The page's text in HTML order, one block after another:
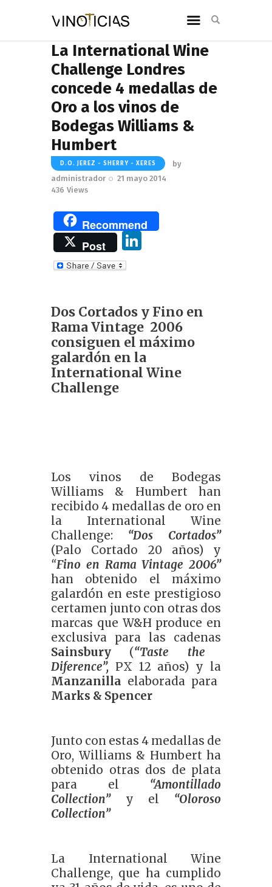
La International Wine
Challenge Londres
concede 4 medallas de
Oro a los vinos de
Bodegas Williams &
Humbert
D.O. JEREZ - SHERRY - XERES
by
administrador
21 mayo 2014
436 Views
Recommend
Post
dI
n
Dos Cortados y Fino en
Rama Vintage 2006
consiguen el máximo
galardón en la
International Wine
Challenge
Los vinos de Bodegas
Williams & Humbert han
recibido 4 medallas de oro en
la International Wine
Challenge: “Dos Cortados”
(Palo Cortado 20 años) y
“Fino en Rama Vintage 2006”
han obtenido el máximo
galardón en este prestigioso
certamen junto con otras dos
marcas que W&H produce en
exclusiva para las cadenas
Sainsbury (“Taste the
Diference”, PX 12 años) y la
Manzanilla elaborada para
Marks & Spencer
Junto con estas 4 medallas de
Oro, Williams & Humbert ha
obtenido otras dos de plata
para el “Amontillado
Collection” y el “Oloroso
Collection”
La International Wine
Challenge, que ha cumplido